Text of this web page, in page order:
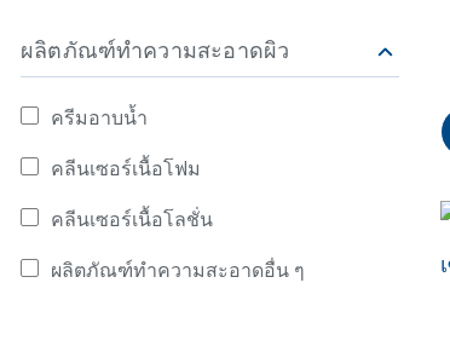
และ แห้งคัน
ปลดล็อคผิวสุขภาพดี ไม่แพ้
การดูแลผิวเด็กแสนบอบบาง
ผลิตภัณฑ์ทำความสะอาดผิว
ครีมอาบน้ำ
ค้นหาจาก ผลิตภัณฑ์ทำความสะอาดผิว: ครีมอาบน้ำ
คลีนเซอร์เนื้อโฟม
ค้นหาจาก ผลิตภัณฑ์ทำความสะอาดผิว: คลีนเซอร์เ
คลีนเซอร์เนื้อโลชั่น
ค้นหาจาก ผลิตภัณฑ์ทำความสะอาดผิว: คลีนเซอร์เ
ผลิตภัณฑ์ทำความสะอาดอื่น ๆ
ค้นหาจาก ผลิตภัณฑ์ทำความสะอาดผิว: ผลิตภัณฑ์ท